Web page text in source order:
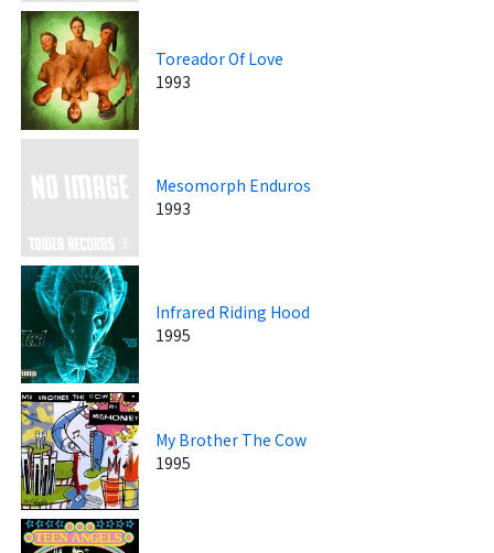
Toreador Of Love
1993
Mesomorph Enduros
1993
Infrared Riding Hood
1995
My Brother The Cow
1995